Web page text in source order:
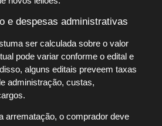
e despesas administrativas
ser calculada sobre o valor
pode variar conforme o edital e
alguns editais preveem taxas
administração, custas,
arrematação, o comprador deve